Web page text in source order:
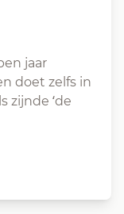
jaar
doet zelfs in
zijnde ‘de